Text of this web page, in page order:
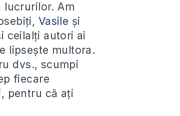
lucrurilor. Am
Vasile și
ceilalți autori ai
lipsește multora.
dvs., scumpi
fiecare
pentru că ați